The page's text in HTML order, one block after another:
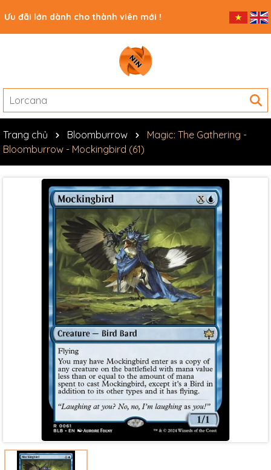
Ưu đãi lớn dành cho thành viên mới !
Trang chủ Bloomburrow
Magic: The Gathering -
Bloomburrow - Mockingbird (61)
Mã giảm giá:
Ngày hết hạn: